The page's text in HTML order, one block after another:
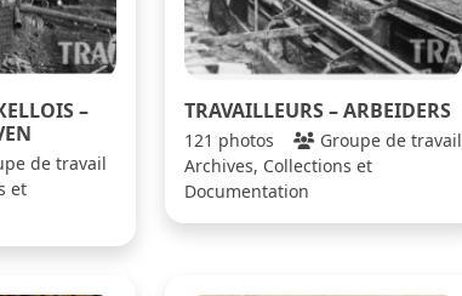
–
de travail
et
TRAVAILLEURS – ARBEIDERS
121 photos
Groupe de travail
Archives, Collections et
Documentation